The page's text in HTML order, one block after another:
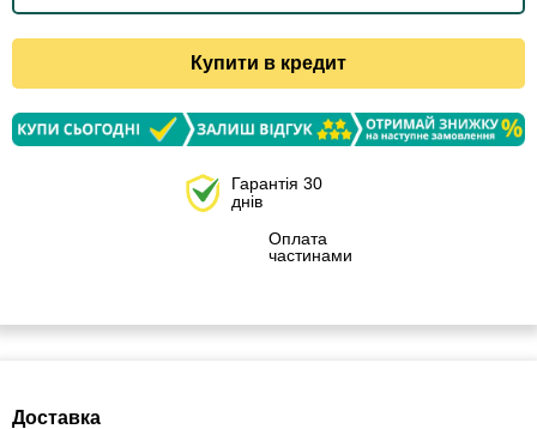
Купити в кредит
Гарантія 30
днів
Оплата
частинами
Доставка